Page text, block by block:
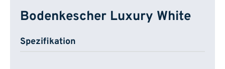
Bodenkescher Luxury White
Spezifikation